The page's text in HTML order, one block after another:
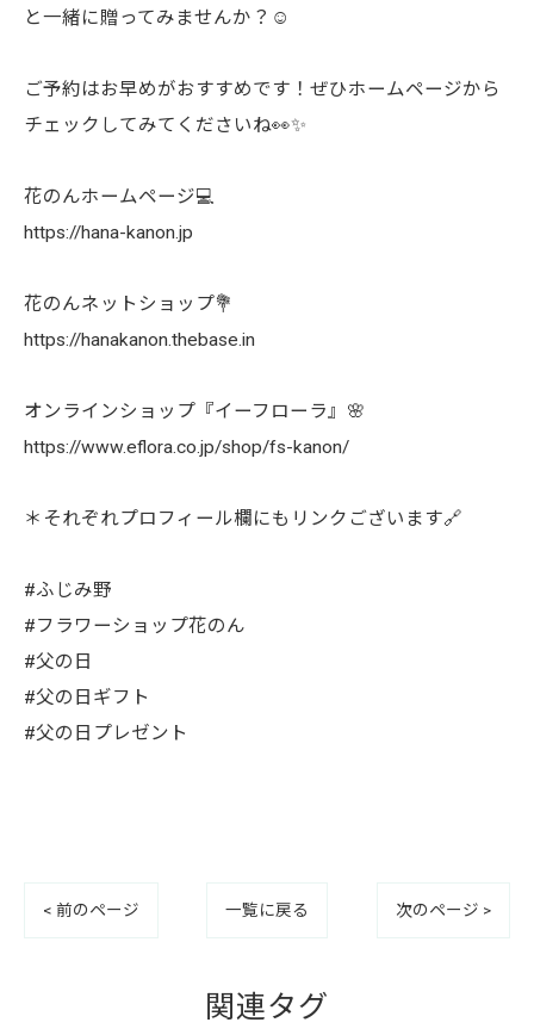
と一緒に贈ってみませんか？☺️
ご予約はお早めがおすすめです！ぜひホームページから
チェックしてみてくださいね👀✨
花のんホームページ💻
https://hana-kanon.jp
花のんネットショップ💐
https://hanakanon.thebase.in
オンラインショップ『イーフローラ』🌸
https://www.eflora.co.jp/shop/fs-kanon/
＊それぞれプロフィール欄にもリンクございます🔗
#ふじみ野
#フラワーショップ花のん
#父の日
#父の日ギフト
#父の日プレゼント
< 前のページ 一覧に戻る 次のページ >
関連タグ